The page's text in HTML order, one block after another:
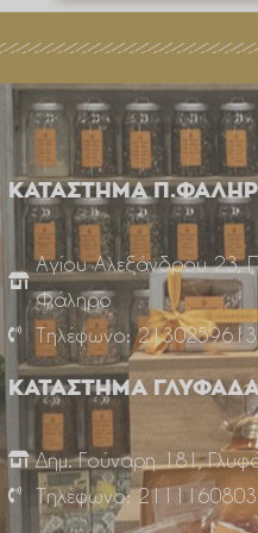
ΚΑΤΑΣΤΗΜΑ
Αγίου Αλεξάνδρου 23,
Φάληρο
Τηλέφωνο: 2130259613
ΚΑΤΑΣΤΗΜΑ
Δημ. Γούναρη 181,
Τηλέφωνο: 2111160803